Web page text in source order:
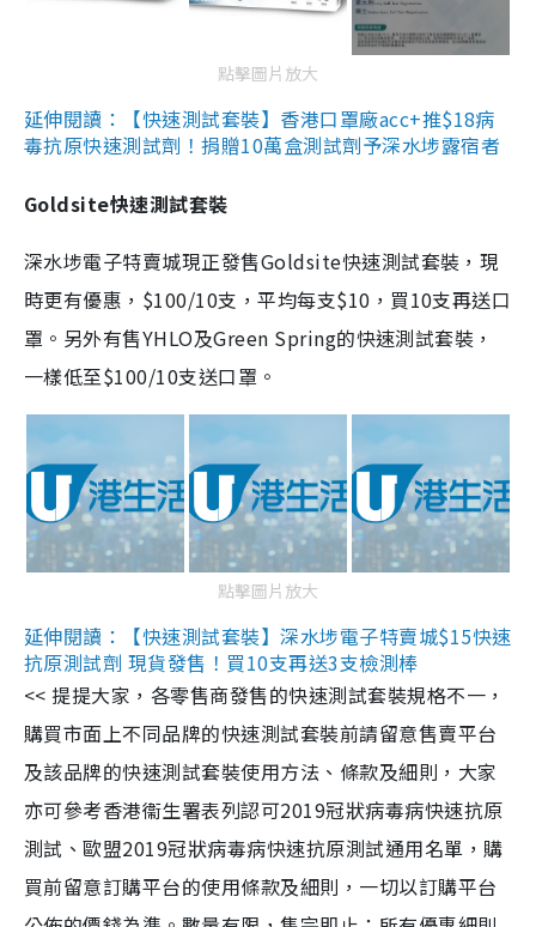
點擊圖片放大
延伸閱讀：【快速測試套裝】香港口罩廠acc+推$18病
毒抗原快速測試劑！捐贈10萬盒測試劑予深水埗露宿者
Goldsite快速測試套裝
深水埗電子特賣城現正發售Goldsite快速測試套裝，現
時更有優惠，$100/10支，平均每支$10，買10支再送口
罩。另外有售YHLO及Green Spring的快速測試套裝，
一樣低至$100/10支送口罩。
點擊圖片放大
延伸閱讀：【快速測試套裝】深水埗電子特賣城$15快速
抗原測試劑 現貨發售！買10支再送3支檢測棒
<< 提提大家，各零售商發售的快速測試套裝規格不一，
購買市面上不同品牌的快速測試套裝前請留意售賣平台
及該品牌的快速測試套裝使用方法、條款及細則，大家
亦可參考香港衞生署表列認可2019冠狀病毒病快速抗原
測試、歐盟2019冠狀病毒病快速抗原測試通用名單，購
買前留意訂購平台的使用條款及細則，一切以訂購平台